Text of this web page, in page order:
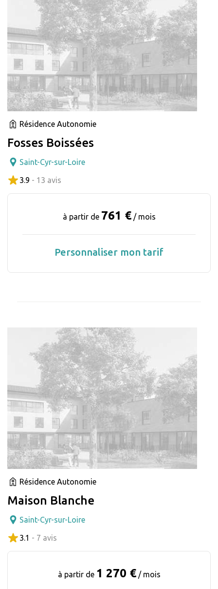
Résidence Autonomie
Fosses Boissées
Saint-Cyr-sur-Loire
3.9 - 13 avis
à partir de 761 € / mois
Personnaliser mon tarif
Résidence Autonomie
Maison Blanche
Saint-Cyr-sur-Loire
3.1 - 7 avis
à partir de 1 270 € / mois